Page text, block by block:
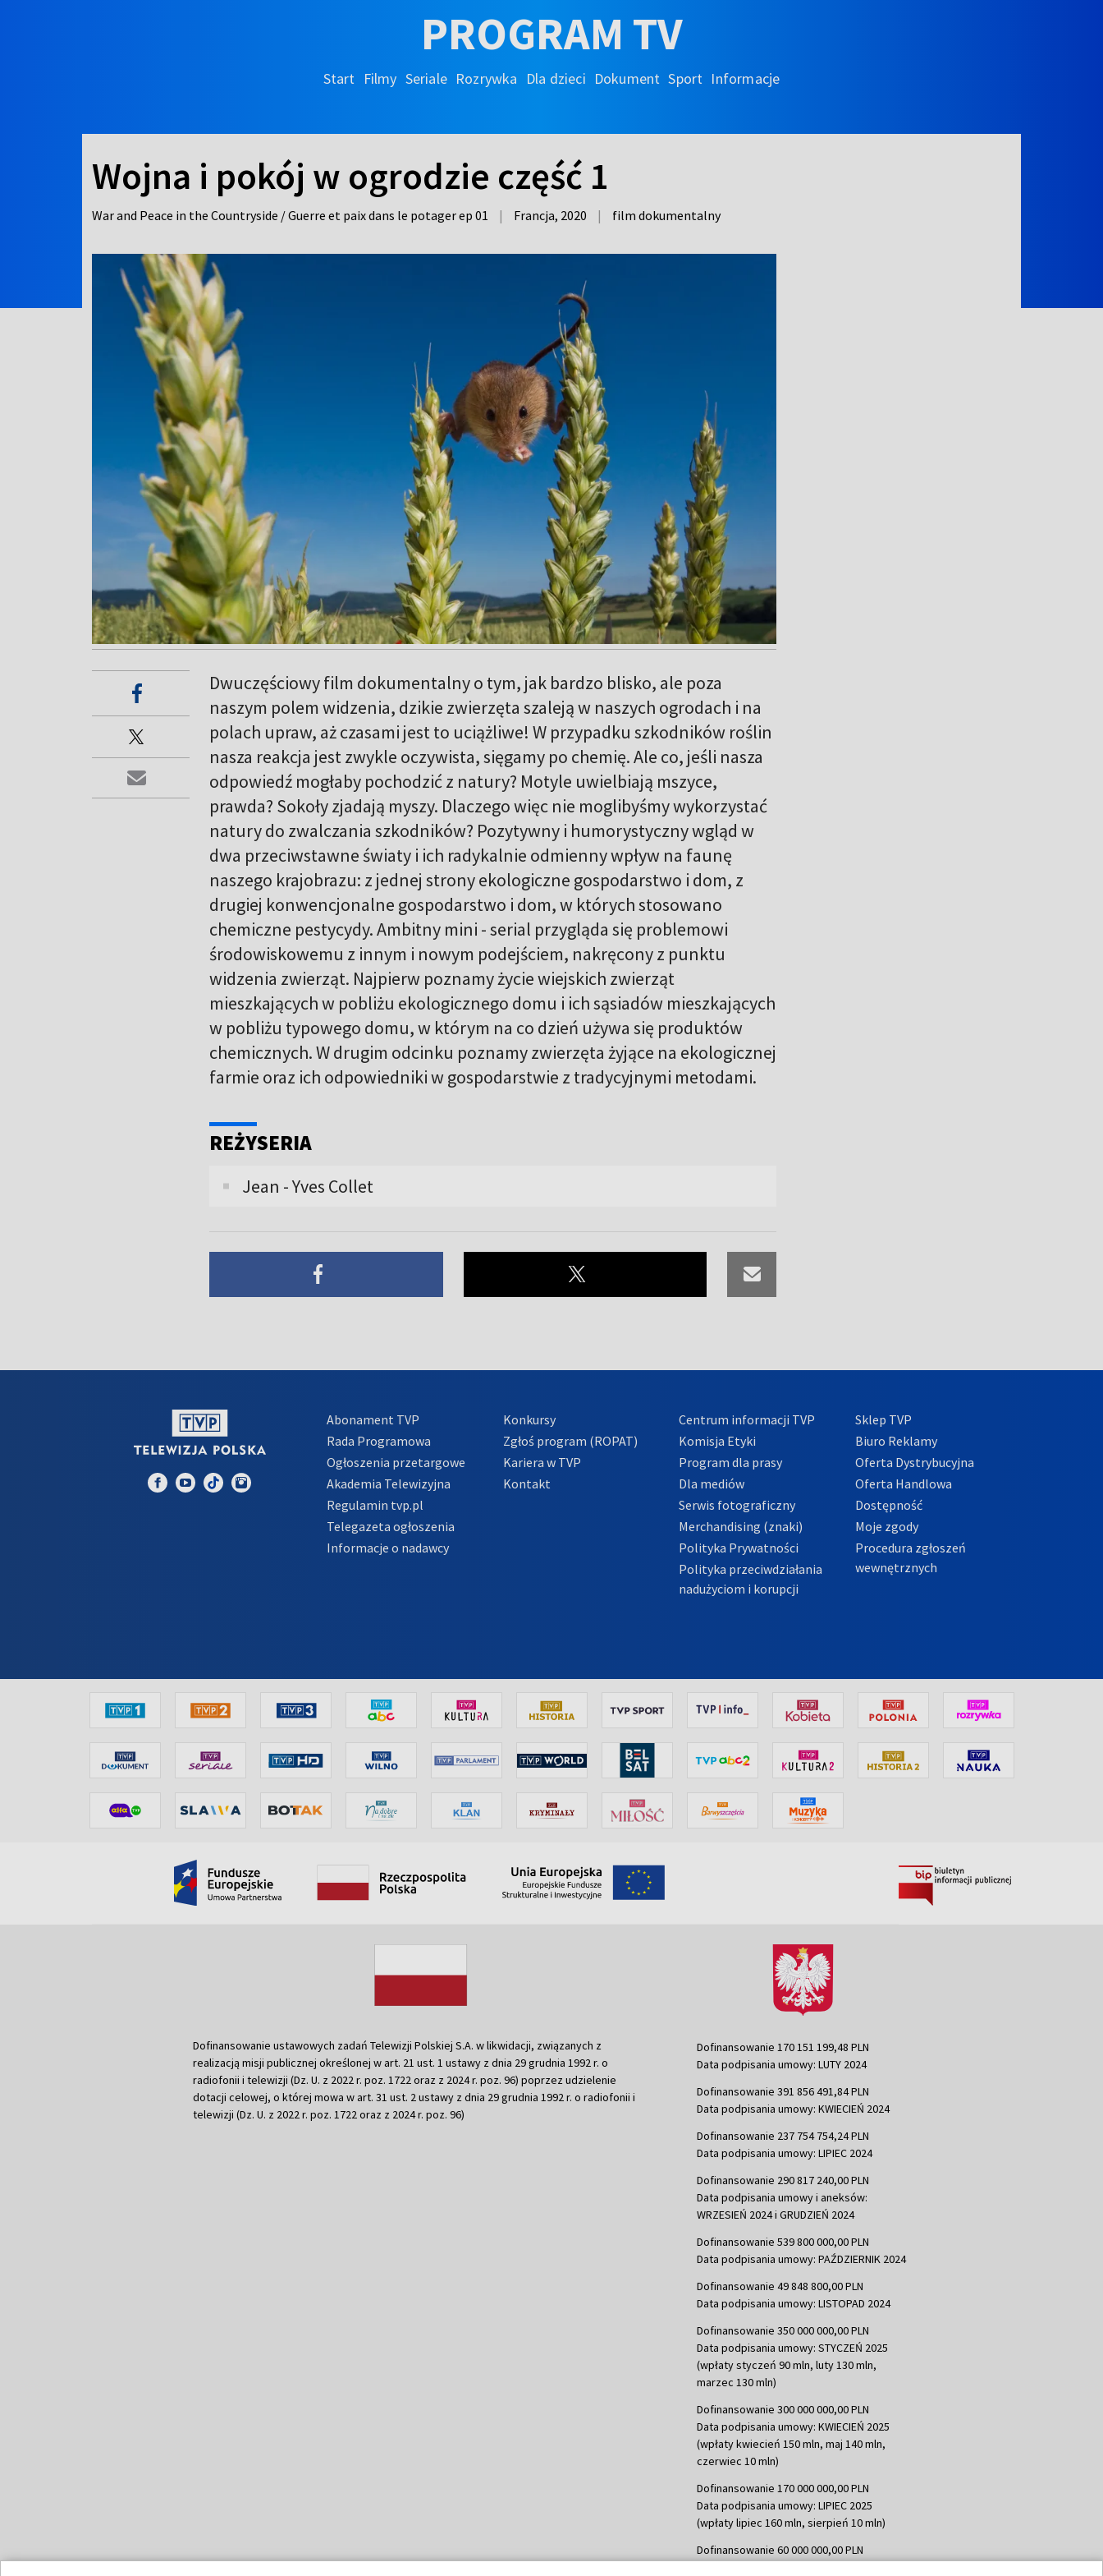
PROGRAM TV
Start Filmy Seriale Rozrywka Dla dzieci Dokument Sport Informacje
Wojna i pokój w ogrodzie część 1
War and Peace in the Countryside / Guerre et paix dans le potager ep 01 | Francja, 2020 | film dokumentalny
Dwuczęściowy film dokumentalny o tym, jak bardzo blisko, ale poza
naszym polem widzenia, dzikie zwierzęta szaleją w naszych ogrodach i na
polach upraw, aż czasami jest to uciążliwe! W przypadku szkodników roślin
nasza reakcja jest zwykle oczywista, sięgamy po chemię. Ale co, jeśli nasza
odpowiedź mogłaby pochodzić z natury? Motyle uwielbiają mszyce,
prawda? Sokoły zjadają myszy. Dlaczego więc nie moglibyśmy wykorzystać
natury do zwalczania szkodników? Pozytywny i humorystyczny wgląd w
dwa przeciwstawne światy i ich radykalnie odmienny wpływ na faunę
naszego krajobrazu: z jednej strony ekologiczne gospodarstwo i dom, z
drugiej konwencjonalne gospodarstwo i dom, w których stosowano
chemiczne pestycydy. Ambitny mini - serial przygląda się problemowi
środowiskowemu z innym i nowym podejściem, nakręcony z punktu
widzenia zwierząt. Najpierw poznamy życie wiejskich zwierząt
mieszkających w pobliżu ekologicznego domu i ich sąsiadów mieszkających
w pobliżu typowego domu, w którym na co dzień używa się produktów
chemicznych. W drugim odcinku poznamy zwierzęta żyjące na ekologicznej
farmie oraz ich odpowiedniki w gospodarstwie z tradycyjnymi metodami.
REŻYSERIA
Jean - Yves Collet
Abonament TVP
Rada Programowa
Ogłoszenia przetargowe
Akademia Telewizyjna
Regulamin tvp.pl
Telegazeta ogłoszenia
Informacje o nadawcy
Konkursy
Zgłoś program (ROPAT)
Kariera w TVP
Kontakt
Centrum informacji TVP
Komisja Etyki
Program dla prasy
Dla mediów
Serwis fotograficzny
Merchandising (znaki)
Polityka Prywatności
Polityka przeciwdziałania
nadużyciom i korupcji
Sklep TVP
Biuro Reklamy
Oferta Dystrybucyjna
Oferta Handlowa
Dostępność
Moje zgody
Procedura zgłoszeń
wewnętrznych
Dofinansowanie ustawowych zadań Telewizji Polskiej S.A. w likwidacji, związanych z
realizacją misji publicznej określonej w art. 21 ust. 1 ustawy z dnia 29 grudnia 1992 r. o
radiofonii i telewizji (Dz. U. z 2022 r. poz. 1722 oraz z 2024 r. poz. 96) poprzez udzielenie
dotacji celowej, o której mowa w art. 31 ust. 2 ustawy z dnia 29 grudnia 1992 r. o radiofonii i
telewizji (Dz. U. z 2022 r. poz. 1722 oraz z 2024 r. poz. 96)
Dofinansowanie 170 151 199,48 PLN
Data podpisania umowy: LUTY 2024
Dofinansowanie 391 856 491,84 PLN
Data podpisania umowy: KWIECIEŃ 2024
Dofinansowanie 237 754 754,24 PLN
Data podpisania umowy: LIPIEC 2024
Dofinansowanie 290 817 240,00 PLN
Data podpisania umowy i aneksów:
WRZESIEŃ 2024 i GRUDZIEŃ 2024
Dofinansowanie 539 800 000,00 PLN
Data podpisania umowy: PAŹDZIERNIK 2024
Dofinansowanie 49 848 800,00 PLN
Data podpisania umowy: LISTOPAD 2024
Dofinansowanie 350 000 000,00 PLN
Data podpisania umowy: STYCZEŃ 2025
(wpłaty styczeń 90 mln, luty 130 mln,
marzec 130 mln)
Dofinansowanie 300 000 000,00 PLN
Data podpisania umowy: KWIECIEŃ 2025
(wpłaty kwiecień 150 mln, maj 140 mln,
czerwiec 10 mln)
Dofinansowanie 170 000 000,00 PLN
Data podpisania umowy: LIPIEC 2025
(wpłaty lipiec 160 mln, sierpień 10 mln)
Dofinansowanie 60 000 000,00 PLN